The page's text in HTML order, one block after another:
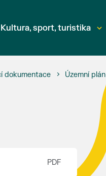
Kultura, sport, turistika
dokumentace Územní plán